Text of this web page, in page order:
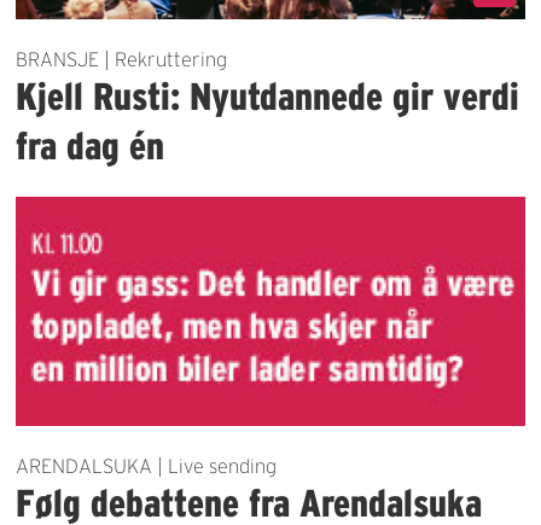
BRANSJE | Rekruttering
Kjell Rusti: Nyutdannede gir verdi
fra dag én
ARENDALSUKA | Live sending
Følg debattene fra Arendalsuka